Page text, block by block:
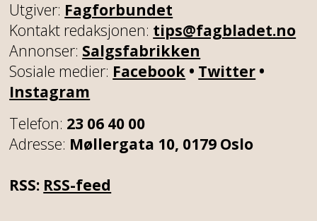
Utgiver: Fagforbundet
Kontakt redaksjonen: tips@fagbladet.no
Annonser: Salgsfabrikken
Sosiale medier: Facebook • Twitter •
Instagram
Telefon: 23 06 40 00
Adresse: Møllergata 10, 0179 Oslo
RSS: RSS-feed